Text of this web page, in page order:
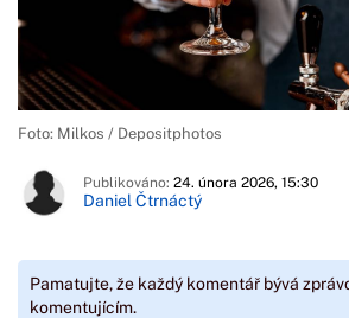
Foto: Milkos / Depositphotos
Publikováno: 24. února 2026, 15:30
Daniel Čtrnáctý
Pamatujte, že každý komentář bývá
komentujícím.